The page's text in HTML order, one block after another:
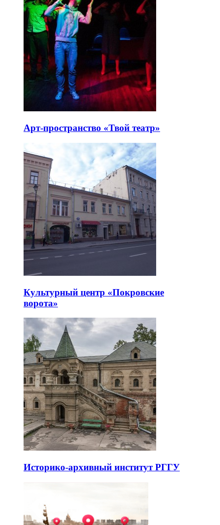
Арт-пространство «Твой театр»
Культурный центр «Покровские
ворота»
Историко-архивный институт РГГУ